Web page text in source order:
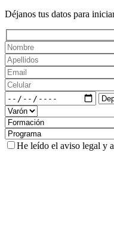
Déjanos tus datos para
He leído el aviso legal y